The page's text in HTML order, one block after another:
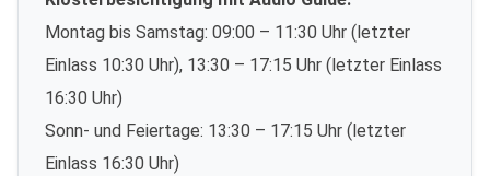
Montag bis Samstag: 09:00 – 11:30 Uhr (letzter
Einlass 10:30 Uhr), 13:30 – 17:15 Uhr (letzter Einlass
16:30 Uhr)
Sonn- und Feiertage: 13:30 – 17:15 Uhr (letzter
Einlass 16:30 Uhr)